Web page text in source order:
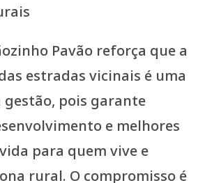
Pavão reforça que a
estradas vicinais é uma
pois garante
e melhores
para quem vive e
rural. O compromisso é